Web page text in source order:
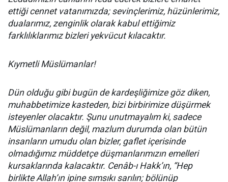
ettiği cennet vatanımızda; sevinçlerimiz, hüzünlerimiz,
dualarımız, zenginlik olarak kabul ettiğimiz
farklılıklarımız bizleri yekvücut kılacaktır.
Kıymetli Müslümanlar!
Dün olduğu gibi bugün de kardeşliğimize göz diken,
muhabbetimize kasteden, bizi birbirimize düşürmek
isteyenler olacaktır. Şunu unutmayalım ki, sadece
Müslümanların değil, mazlum durumda olan bütün
insanların umudu olan bizler, gaflet içerisinde
olmadığımız müddetçe düşmanlarımızın emelleri
kursaklarında kalacaktır. Cenâb-ı Hakk’ın, “Hep
birlikte Allah’ın ipine sımsıkı sarılın; bölünüp